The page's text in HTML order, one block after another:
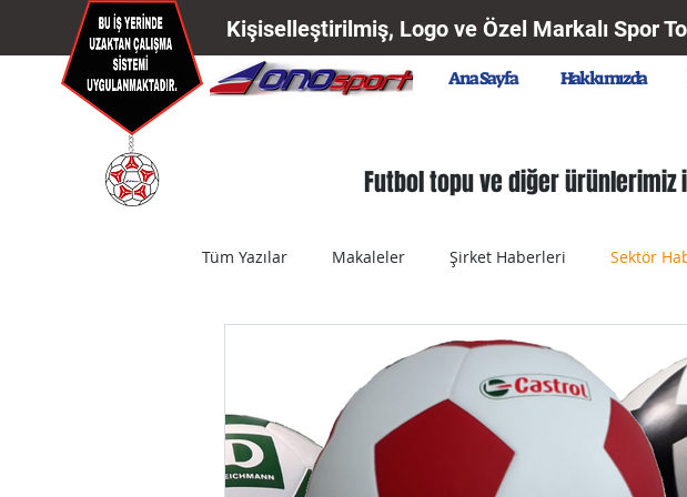
Kişiselleştirilmiş, Logo ve Özel Markalı Spor
Ana Sayfa Hakkımızda
Futbol topu ve diğer
Tüm Yazılar Makaleler Şirket Haberleri Sektör
Voleybol Topu Plastik Top
Pat Pat Balon Deniz Topu